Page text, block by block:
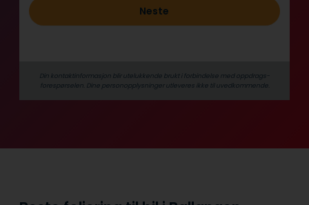
Neste
Din kontaktinformasjon blir utelukkende brukt i forbindelse med oppdrags­
forespørselen. Dine person­­opplysninger utleveres ikke til uvedkommende.